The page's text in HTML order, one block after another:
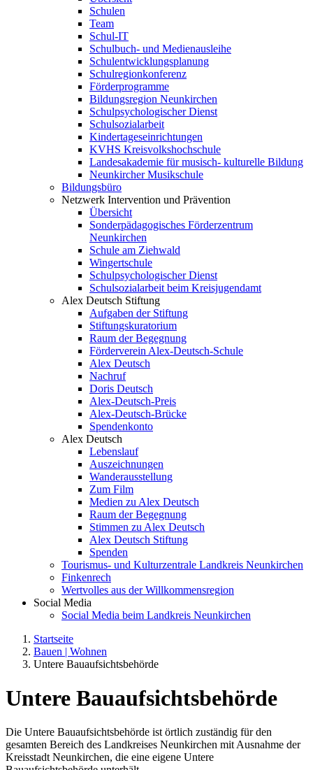
Schulen
Team
Schul-IT
Schulbuch- und Medienausleihe
Schulentwicklungsplanung
Schulregionkonferenz
Förderprogramme
Bildungsregion Neunkirchen
Schulpsychologischer Dienst
Schulsozialarbeit
Kindertageseinrichtungen
KVHS Kreisvolkshochschule
Landesakademie für musisch- kulturelle Bildung
Neunkircher Musikschule
Bildungsbüro
Netzwerk Intervention und Prävention
Übersicht
Sonderpädagogisches Förderzentrum
Neunkirchen
Schule am Ziehwald
Wingertschule
Schulpsychologischer Dienst
Schulsozialarbeit beim Kreisjugendamt
Alex Deutsch Stiftung
Aufgaben der Stiftung
Stiftungskuratorium
Raum der Begegnung
Förderverein Alex-Deutsch-Schule
Alex Deutsch
Nachruf
Doris Deutsch
Alex-Deutsch-Preis
Alex-Deutsch-Brücke
Spendenkonto
Alex Deutsch
Lebenslauf
Auszeichnungen
Wanderausstellung
Zum Film
Medien zu Alex Deutsch
Raum der Begegnung
Stimmen zu Alex Deutsch
Alex Deutsch Stiftung
Spenden
Tourismus- und Kulturzentrale Landkreis Neunkirchen
Finkenrech
Wertvolles aus der Willkommensregion
Social Media
Social Media beim Landkreis Neunkirchen
Startseite
Bauen | Wohnen
Untere Bauaufsichtsbehörde
Untere Bauaufsichtsbehörde
Die Untere Bauaufsichtsbehörde ist örtlich zuständig für den
gesamten Bereich des Landkreises Neunkirchen mit Ausnahme der
Kreisstadt Neunkirchen, die eine eigene Untere